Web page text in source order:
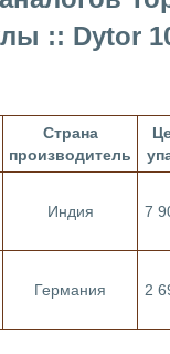
:: Dytor
Страна
производитель
Индия 7
Германия 2